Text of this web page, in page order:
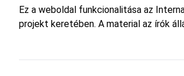
Ez a weboldal funkcionalitása az
projekt keretében. A material az írók